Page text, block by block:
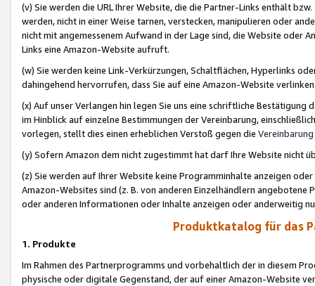
(v) Sie werden die URL Ihrer Website, die die Partner-Links enthält
werden, nicht in einer Weise tarnen, verstecken, manipulieren oder
nicht mit angemessenem Aufwand in der Lage sind, die Website oder
Links eine Amazon-Website aufruft.
(w) Sie werden keine Link-Verkürzungen, Schaltflächen, Hyperlinks
dahingehend hervorrufen, dass Sie auf eine Amazon-Website
(x) Auf unser Verlangen hin legen Sie uns eine schriftliche
im Hinblick auf einzelne Bestimmungen der Vereinbarung,
vorlegen, stellt dies einen erheblichen Verstoß gegen die Vereinbarung
(y) Sofern Amazon dem nicht zugestimmt hat darf Ihre Website nicht
(z) Sie werden auf Ihrer Website keine Programminhalte anzeigen
Amazon-Websites sind (z. B. von anderen Einzelhändlern
oder anderen Informationen oder Inhalte anzeigen oder anderweitig
Produktkatalog für das
1. Produkte
Im Rahmen des Partnerprogramms und vorbehaltlich der in diesem
physische oder digitale Gegenstand, der auf einer Amazon-Website